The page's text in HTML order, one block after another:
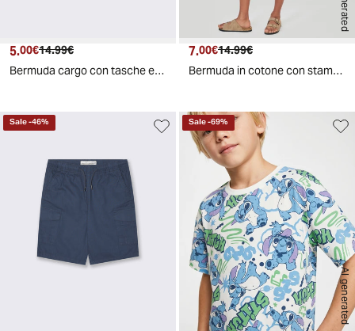
Prezzo attuale
5.00€ Prezzo originale
14.99€
Bermuda cargo con tasche e stile sportivo - Beige
Prezzo attuale
7.00€ Prezzo originale
14.99€
Bermuda in cotone con stampe e tasche - Verde acqua
Sale-46%
AI generated
Sale-69%